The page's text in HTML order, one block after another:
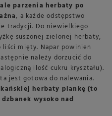
parzenia herbaty po
, a każde odstępstwo
tradycji. Do niewielkiego
suszonej zielonej herbaty,
mięty. Napar powinien
należy dorzucić do
ilość cukru kryształu).
jest gotowa do nalewania.
herbaty piankę (to
wysoko nad